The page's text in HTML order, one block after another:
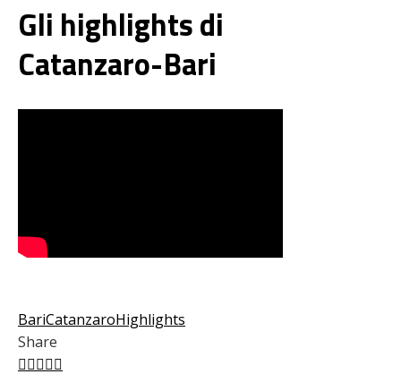
Gli highlights di
Catanzaro-Bari
BariCatanzaroHighlights
Share
Facebook
Twitter
LinkedIn
Pinterest
Stumbleupon